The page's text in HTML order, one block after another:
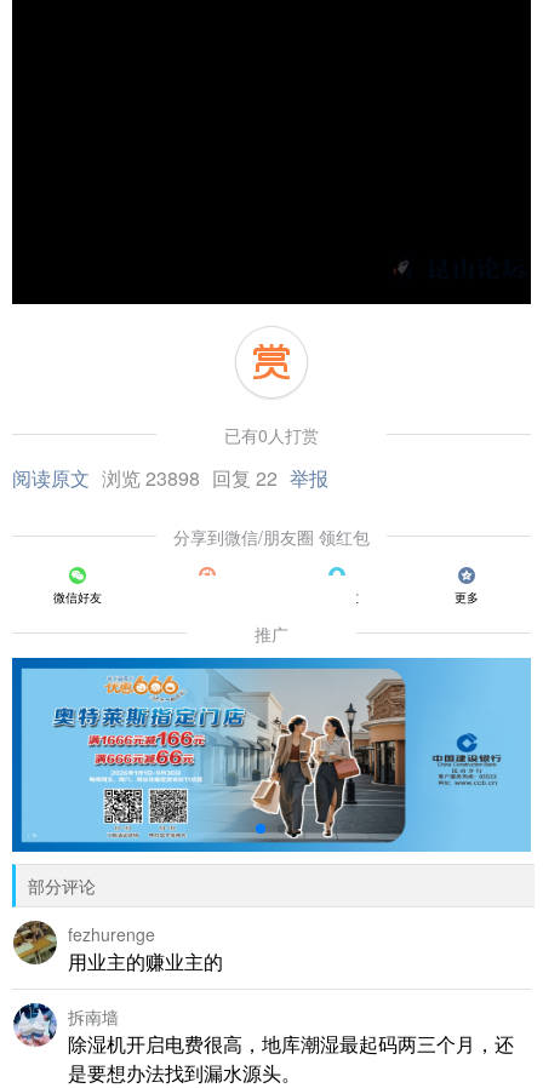
已有0人打赏
阅读原文 浏览 23898 回复 22 举报
分享到微信/朋友圈 领红包
微信好友 QQ好友 更多
推广
部分评论
fezhurenge
用业主的赚业主的
拆南墙
除湿机开启电费很高，地库潮湿最起码两三个月，还
是要想办法找到漏水源头。